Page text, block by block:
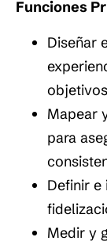
Funciones
Diseñar
Mapear
para
Definir e
Medir y